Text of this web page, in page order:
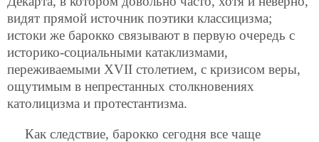
видят прямой источник поэтики классицизма;
истоки же барокко связывают в первую очередь с
историко-социальными катаклизмами,
переживаемыми XVII столетием, с кризисом веры,
ощутимым в непрестанных столкновениях
католицизма и протестантизма.
Как следствие, барокко сегодня все чаще